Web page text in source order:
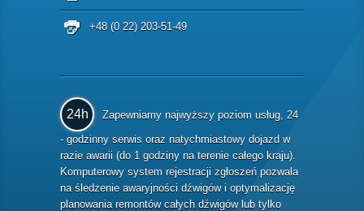
+48 (0 22) 203-51-49
24h
Zapewniamy najwyższy poziom usług, 24
- godzinny serwis oraz natychmiastowy dojazd w
razie awarii (do 1 godziny na terenie całego kraju).
Komputerowy system rejestracji zgłoszeń pozwala
na śledzenie awaryjności dźwigów i optymalizację
planowania remontów całych dźwigów lub tylko